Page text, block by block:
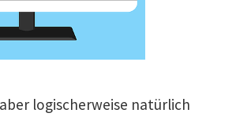
logischerweise natürlich